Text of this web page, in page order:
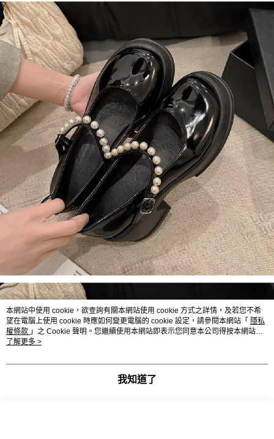
本網站中使用 cookie，欲查詢有關本網站使用 cookie 方式之詳情，及若您不希
望在電腦上使用 cookie 時應如何變更電腦的 cookie 設定，請參閱本網站「 隱私
權條款 」之 Cookie 聲明。您繼續使用本網站即表示您同意本公司得按本網站使
用條款之 Cookie 聲明使用 cookie。
了解更多 >
我知道了